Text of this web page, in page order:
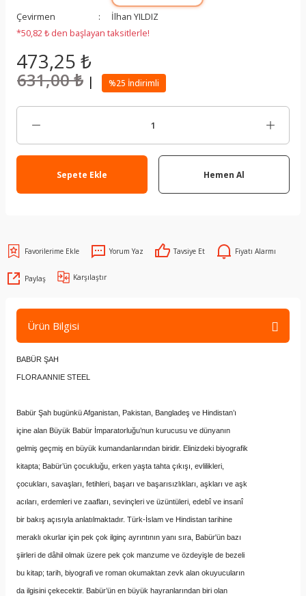
Çevirmen
İlhan YILDIZ
*50,82 ₺ den başlayan taksitlerle!
473,25 ₺
631,00 ₺ | %25 İndirimli
Sepete Ekle Hemen Al
Yorum Yaz Tavsiye Et Fiyatı Alarmı
Paylaş Karşılaştır
Ürün Bilgisi
BABÜR ŞAH
FLORA ANNIE STEEL
Babür Şah bugünkü Afganistan, Pakistan, Bangladeş ve Hindistan’ı
içine alan Büyük Babür İmparatorluğu’nun kurucusu ve dünyanın
gelmiş geçmiş en büyük kumandanlarından biridir. Elinizdeki biyografik
kitapta; Babür’ün çocukluğu, erken yaşta tahta çıkışı, evlilikleri,
çocukları, savaşları, fetihleri, başarı ve başarısızlıkları, aşkları ve aşk
acıları, erdemleri ve zaafları, sevinçleri ve üzüntüleri, edebî ve insanî
bir bakış açısıyla anlatılmaktadır. Türk-İslam ve Hindistan tarihine
meraklı okurlar için pek çok ilginç ayrıntının yanı sıra, Babür'ün bazı
şiirleri de dâhil olmak üzere pek çok manzume ve özdeyişle de bezeli
bu kitap; tarih, biyografi ve roman okumaktan zevk alan okuyucuların
da ilgisini çekecektir. Babür’ün en büyük hayranlarından biri olan